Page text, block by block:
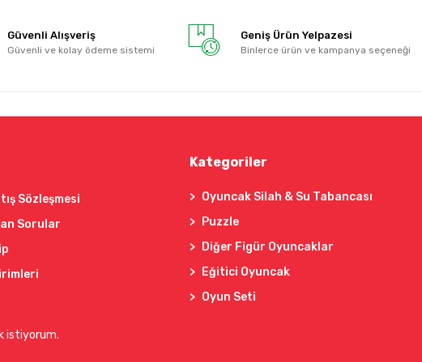
Güvenli Alışveriş
Güvenli ve kolay ödeme sistemi
Geniş Ürün Yelpazesi
Binlerce ürün ve kampanya seçeneği
Sözleşmesi
Sorular
istiyorum.
Kategoriler
Oyuncak Silah & Su Tabancası
Puzzle
Diğer Figür Oyuncaklar
Eğitici Oyuncak
Oyun Seti